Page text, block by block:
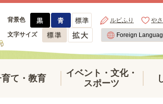
背景色 ルビふり や
文字サイズ
て・教育
イベント・文化・
スポーツ